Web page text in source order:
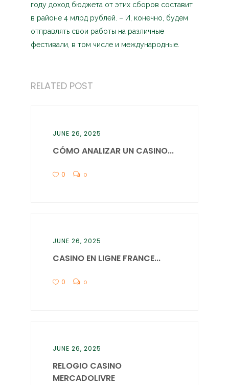
году доход бюджета от этих сборов составит
в районе 4 млрд рублей. – И, конечно, будем
отправлять свои работы на различные
фестивали, в том числе и международные.
RELATED POST
JUNE 26, 2025
CÓMO ANALIZAR UN CASINO...
0 0
JUNE 26, 2025
CASINO EN LIGNE FRANCE...
0 0
JUNE 26, 2025
RELOGIO CASINO
MERCADOLIVRE